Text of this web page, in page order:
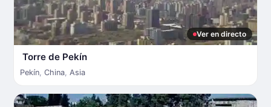
Ver en directo
Torre de Pekín
Pekín, China, Asia